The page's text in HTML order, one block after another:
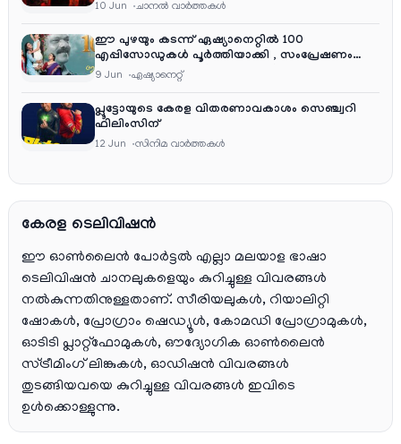
10 Jun ചാനല്‍ വാര്‍ത്തകള്‍
ഈ പുഴയും കടന്ന് ഏഷ്യാനെറ്റിൽ 100
എപ്പിസോഡുകൾ പൂർത്തിയാക്കി , സംപ്രേഷണം
തിങ്കൾ മുതൽ വെള്ളി വരെ രാത്രി 9:30 ന്
9 Jun ഏഷ്യാനെറ്റ്‌
പ്ലൂട്ടോയുടെ കേരള വിതരണാവകാശം സെഞ്ച്വറി
ഫിലിംസിന്
12 Jun സിനിമ വാര്‍ത്തകള്‍
കേരള ടെലിവിഷൻ
ഈ ഓൺലൈൻ പോർട്ടൽ എല്ലാ മലയാള ഭാഷാ
ടെലിവിഷൻ ചാനലുകളെയും കുറിച്ചുള്ള വിവരങ്ങൾ
നൽകുന്നതിനുള്ളതാണ്. സീരിയലുകൾ, റിയാലിറ്റി
ഷോകൾ, പ്രോഗ്രാം ഷെഡ്യൂൾ, കോമഡി പ്രോഗ്രാമുകൾ,
ഓടിടി പ്ലാറ്റ്‌ഫോമുകൾ, ഔദ്യോഗിക ഓൺലൈൻ
സ്ട്രീമിംഗ് ലിങ്കുകൾ, ഓഡിഷൻ വിവരങ്ങൾ
തുടങ്ങിയവയെ കുറിച്ചുള്ള വിവരങ്ങൾ ഇവിടെ
ഉൾക്കൊള്ളുന്നു.